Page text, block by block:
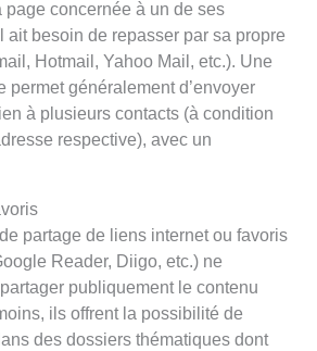
page concernée à un de ses
ait besoin de repasser par sa propre
Hotmail, Yahoo Mail, etc.). Une
permet généralement d’envoyer
à plusieurs contacts (à condition
respective), avec un
partage de liens internet ou favoris
Reader, Diigo, etc.) ne
publiquement le contenu
ils offrent la possibilité de
des dossiers thématiques dont